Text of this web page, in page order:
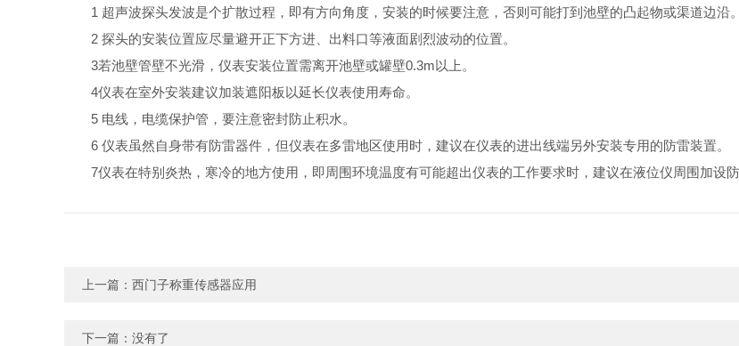
1 超声波探头发波是个扩散过程，即有方向角度，安装的时候要注意，否则可能打到池壁的凸起物或渠道边沿
2 探头的安装位置应尽量避开正下方进、出料口等液面剧烈波动的位置。
3若池壁管壁不光滑，仪表安装位置需离开池壁或罐壁0.3m以上。
4仪表在室外安装建议加装遮阳板以延长仪表使用寿命。
5 电线，电缆保护管，要注意密封防止积水。
6 仪表虽然自身带有防雷器件，但仪表在多雷地区使用时，建议在仪表的进出线端另外安装专用的防雷装置。
7仪表在特别炎热，寒冷的地方使用，即周围环境温度有可能超出仪表的工作要求时，建议在液位仪周围加设
上一篇： 西门子称重传感器应用
下一篇：没有了